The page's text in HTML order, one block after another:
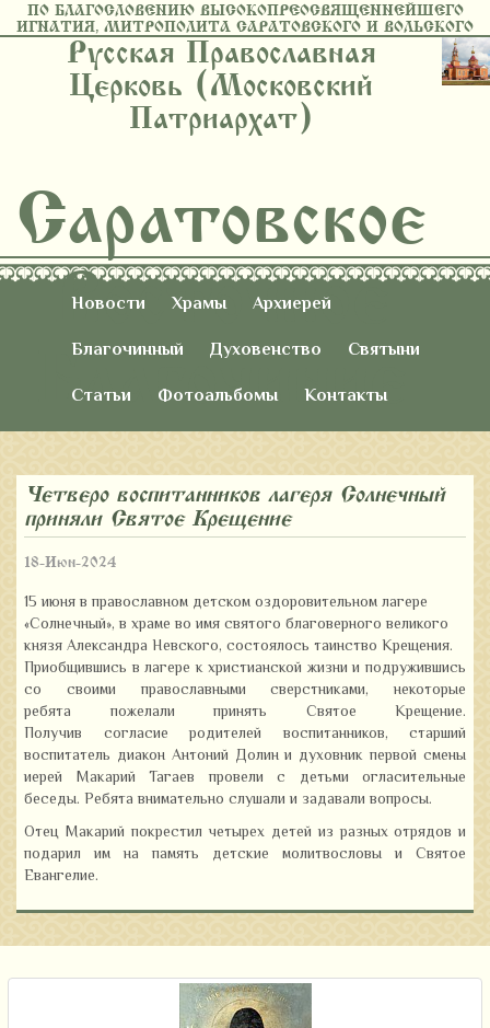
ПО БЛАГОСЛОВЕНИЮ ВЫСОКОПРЕОСВЯЩЕННЕЙШЕГО
ИГНАТИЯ, МИТРОПОЛИТА САРАТОВСКОГО И ВОЛЬСКОГО
Русская Православная
Церковь (Московский
Патриархат)
Саратовское
Восточное
Благочиние
Новости Храмы
Архиерей
Благочинный
Духовенство
Святыни
Статьи
Фотоальбомы Контакты
Четверо воспитанников лагеря «Солнечный»
приняли Святое Крещение
18-Июн-2024
15 июня в православном детском оздоровительномлагере
«Солнечный», в храме во имя святого благоверного великого
князя Александра Невского, состоялось таинство Крещения.
Приобщившись влагерек христианской жизни и подружившись
со своими православными сверстниками, некоторые
ребята пожелали принять Святое Крещение.
Получив согласие родителей воспитанников, старший
воспитатель диакон Антоний Долин и духовникпервой смены
иерей Макарий Тагаев провели с детьми огласительные
беседы. Ребята внимательно слушали и задавали вопросы.
Отец Макарий покрестил четырех детей из разных отрядов и
подарил им на память детские молитвословы и Святое
Евангелие.